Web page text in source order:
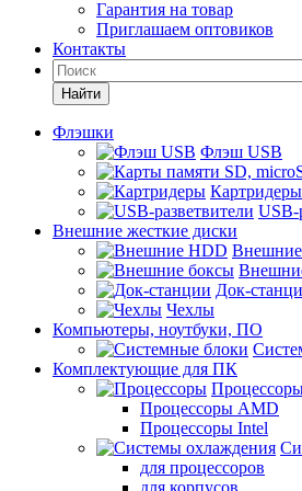
Гарантия на товар
Приглашаем оптовиков
Контакты
Найти
Флэшки
Флэш USB
Картридеры
USB-
Внешние жесткие диски
Док-
Чехлы
Компьютеры, ноутбуки, ПО
Комплектующие для ПК
Процессоры AMD
Процессоры Intel
для процессоров
для корпусов